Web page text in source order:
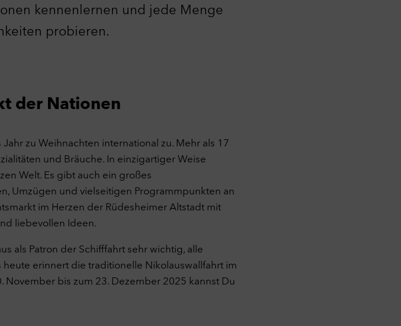
kennenlernen und jede Menge
probieren.
der Nationen
zu Weihnachten international zu. Mehr als 17
und Bräuche. In einzigartiger Weise
Welt. Es gibt auch ein großes
Umzügen und vielseitigen Programmpunkten an
im Herzen der Rüdesheimer Altstadt mit
liebevollen Ideen.
als Patron der Schifffahrt sehr wichtig, alle
erinnert die traditionelle Nikolauswallfahrt im
November bis zum 23. Dezember 2025 kannst Du